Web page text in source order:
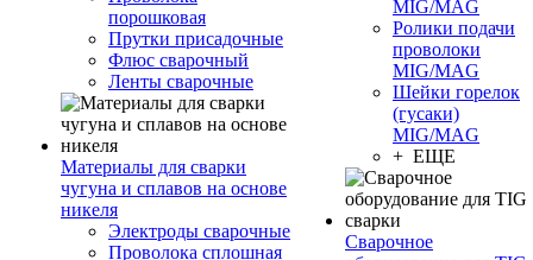
порошковая
Прутки присадочные
Флюс сварочный
Ленты сварочные
Материалы для сварки
чугуна и сплавов на основе
никеля
Электроды сварочные
Проволока сплошная
MIG/MAG
Ролики подачи
проволоки
MIG/MAG
Шейки горелок
(гусаки)
MIG/MAG
+ ЕЩЕ
Сварочное